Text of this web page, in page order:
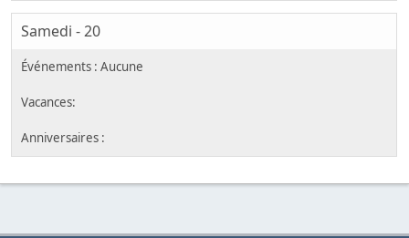
Samedi - 20